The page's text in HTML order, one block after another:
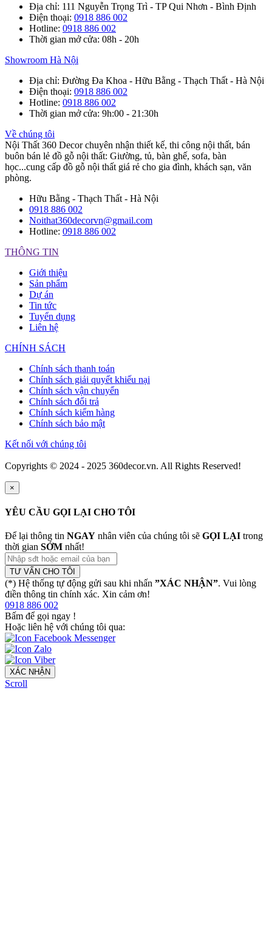
Địa chỉ: 111 Nguyễn Trọng Trì - TP Qui Nhơn - Bình Định
Điện thoại: 0918 886 002
Hotline: 0918 886 002
Thời gian mở cửa: 08h - 20h
Showroom Hà Nội
Địa chỉ: Đường Đa Khoa - Hữu Bằng - Thạch Thất - Hà Nội
Điện thoại: 0918 886 002
Hotline: 0918 886 002
Thời gian mở cửa: 9h:00 - 21:30h
Về chúng tôi
Nội Thất 360 Decor chuyên nhận thiết kế, thi công nội thất, bán
buôn bán lẻ đồ gỗ nội thất: Giường, tủ, bàn ghế, sofa, bàn
học...cung cấp đồ gỗ nội thất giá rẻ cho gia đình, khách sạn, văn
phòng.
Hữu Bằng - Thạch Thất - Hà Nội
0918 886 002
Noithat360decorvn@gmail.com
Hotline: 0918 886 002
THÔNG TIN
Giới thiệu
Sản phẩm
Dự án
Tin tức
Tuyển dụng
Liên hệ
CHÍNH SÁCH
Chính sách thanh toán
Chính sách giải quyết khiếu nại
Chính sách vận chuyển
Chính sách đổi trả
Chính sách kiểm hàng
Chính sách bảo mật
Kết nối với chúng tôi
Copyrights © 2024 - 2025 360decor.vn. All Rights Reserved!
×
YÊU CẦU GỌI LẠI CHO TÔI
Để lại thông tin NGAY nhân viên của chúng tôi sẽ GỌI LẠI trong
thời gian SỚM nhất!
TƯ VẤN CHO TÔI
(*) Hệ thống tự động gửi sau khi nhấn ”XÁC NHẬN”. Vui lòng
điền thông tin chính xác. Xin cảm ơn!
0918 886 002
Bấm để gọi ngay !
Hoặc liên hệ với chúng tôi qua:
XÁC NHẬN
Scroll